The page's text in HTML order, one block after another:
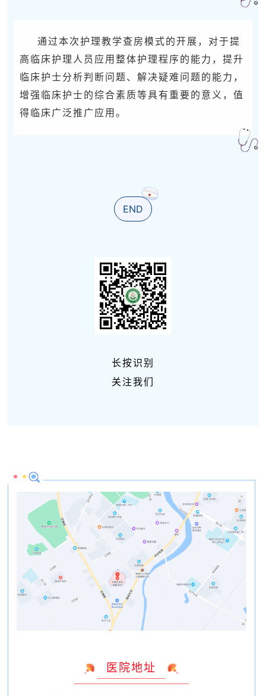
通过本次护理教学查房模式的开展，对于提
高临床护理人员应用整体护理程序的能力，提升
临床护士分析判断问题、解决疑难问题的能力，
增强临床护士的综合素质等具有重要的意义，值
得临床广泛推广应用。
END
长按识别
关注我们
医院地址